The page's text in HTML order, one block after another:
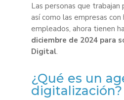
Las personas que trabajan
así como las empresas con
empleados, ahora tienen
diciembre de 2024 para
Digital.
¿Qué es un
digitalización?